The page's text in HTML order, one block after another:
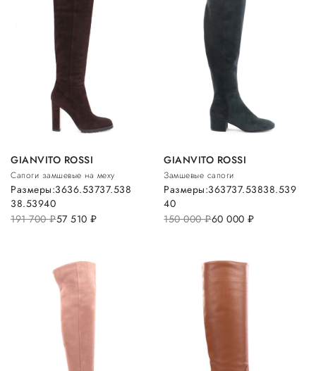
GIANVITO ROSSI
Сапоги замшевые на меху
191 700руб.57 510 руб.
Размеры:3636.53737.538
38.53940
GIANVITO ROSSI
Замшевые сапоги
150 000руб.60 000руб.
Размеры:363737.53838.539
40